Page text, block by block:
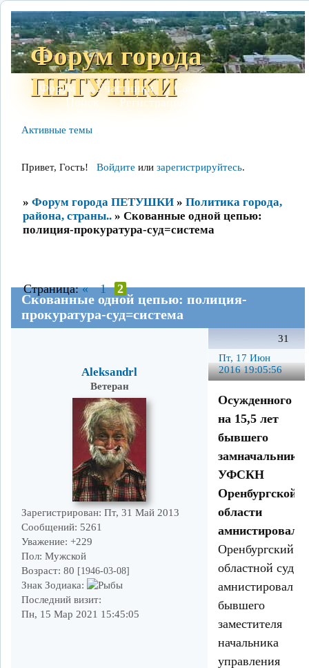
Форум города
ПЕТУШКИ
Форум Участники Сайт
Поиск
Регистрация
Активные темы
Привет, Гость! Войдите или зарегистрируйтесь.
» Форум города ПЕТУШКИ » Политика города,
района, страны.. » Скованные одной цепью:
полиция-прокуратура-суд=система
Скованные одной цепью: полиция-
прокуратура-суд=система
Страница:« 1 2
31
Пт, 17 Июн
2016 19:05:56
Aleksandrl
Ветеран
Зарегистрирован: Пт, 31 Май 2013
Сообщений: 5261
Уважение: +229
Пол: Мужской
Возраст: 80 [1946-03-08]
Знак Зодиака:
Последний визит:
Пн, 15 Мар 2021 15:45:05
Осужденного
на 15,5 лет
бывшего
замначальника
УФСКН
Оренбургской
области
амнистировали.
Оренбургский
областной суд
амнистировал
бывшего
заместителя
начальника
управления